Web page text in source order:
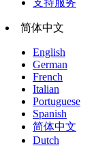
简体中文
English
German
French
Italian
Portuguese
Spanish
简体中文
Dutch